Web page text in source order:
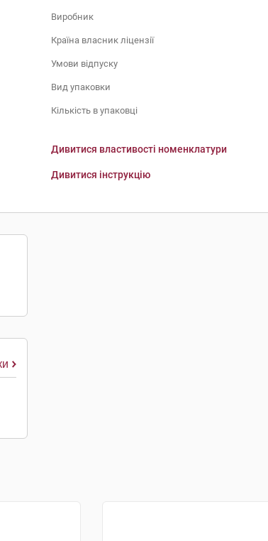
Виробник
Країна власник ліцензії
Умови відпуску
Вид упаковки
Кількість в упаковці
Дивитися властивості номенклатури
Дивитися інструкцію